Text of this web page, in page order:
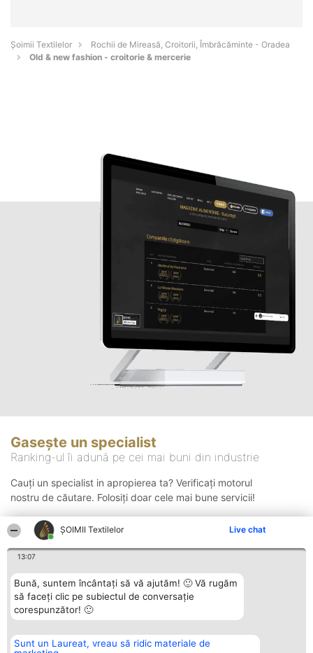
ȘOIMII Textilelor Live chat
13:07
Bună, suntem încântați să vă ajutăm! 🙂 Vă rugăm
să faceți clic pe subiectul de conversație
corespunzător! 🙂
Sunt un Laureat, vreau să ridic materiale de
Șoimii Textilelor
Rochii de Mireasă, Croitorii, Îmbrăcăminte - Oradea
Old & new fashion - croitorie & mercerie
Gasește un specialist
Ranking-ul îi adună pe cei mai buni din industrie
Cauți un specialist in apropierea ta? Verificați motorul
nostru de căutare. Folosiți doar cele mai bune servicii!
Organizator Ranking Plebiscyt Contact